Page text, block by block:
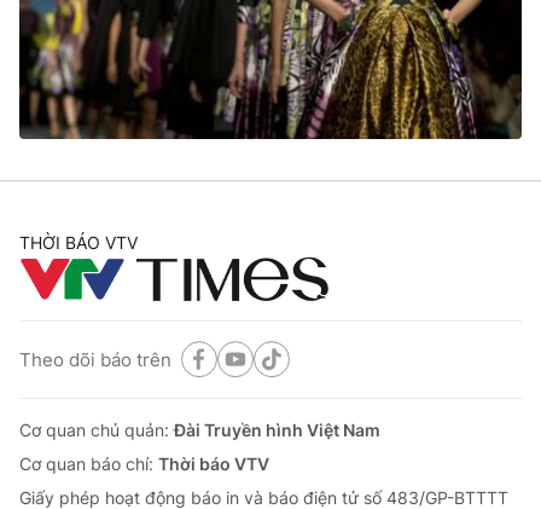
THỜI BÁO VTV
Theo dõi báo trên
Cơ quan chủ quản:Đài Truyền hình Việt Nam
Cơ quan báo chí: Thời báo VTV
Giấy phép hoạt động báo in và báo điện tử số 483/GP-BTTTT